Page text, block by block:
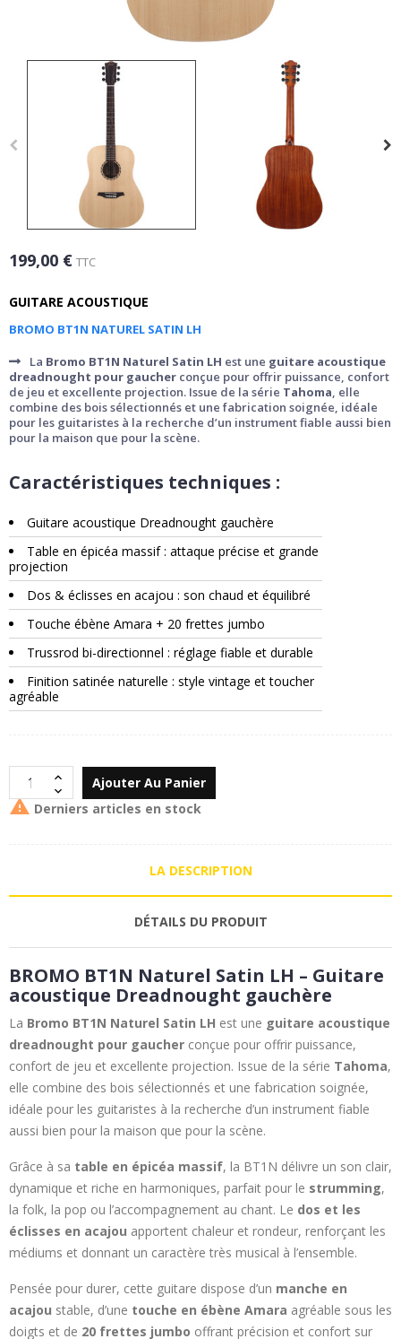
199,00 € TTC
GUITARE ACOUSTIQUE
BROMO BT1N NATUREL SATIN LH
La Bromo BT1N Naturel Satin LH est une guitare acoustique
dreadnought pour gaucher conçue pour offrir puissance, confort
de jeu et excellente projection. Issue de la série Tahoma, elle
combine des bois sélectionnés et une fabrication soignée, idéale
pour les guitaristes à la recherche d’un instrument fiable aussi bien
pour la maison que pour la scène.
Caractéristiques techniques :
Guitare acoustique Dreadnought gauchère
Table en épicéa massif : attaque précise et grande
projection
Dos & éclisses en acajou : son chaud et équilibré
Touche ébène Amara + 20 frettes jumbo
Trussrod bi-directionnel : réglage fiable et durable
Finition satinée naturelle : style vintage et toucher
agréable
Ajouter Au Panier
 Derniers articles en stock
LA DESCRIPTION
DÉTAILS DU PRODUIT
BROMO BT1N Naturel Satin LH – Guitare
acoustique Dreadnought gauchère
La Bromo BT1N Naturel Satin LH est une guitare acoustique
dreadnought pour gaucher conçue pour offrir puissance,
confort de jeu et excellente projection. Issue de la série Tahoma,
elle combine des bois sélectionnés et une fabrication soignée,
idéale pour les guitaristes à la recherche d’un instrument fiable
aussi bien pour la maison que pour la scène.
Grâce à sa table en épicéa massif, la BT1N délivre un son clair,
dynamique et riche en harmoniques, parfait pour le strumming,
la folk, la pop ou l’accompagnement au chant. Le dos et les
éclisses en acajou apportent chaleur et rondeur, renforçant les
médiums et donnant un caractère très musical à l’ensemble.
Pensée pour durer, cette guitare dispose d’un manche en
acajou stable, d’une touche en ébène Amara agréable sous les
doigts et de 20 frettes jumbo offrant précision et confort sur